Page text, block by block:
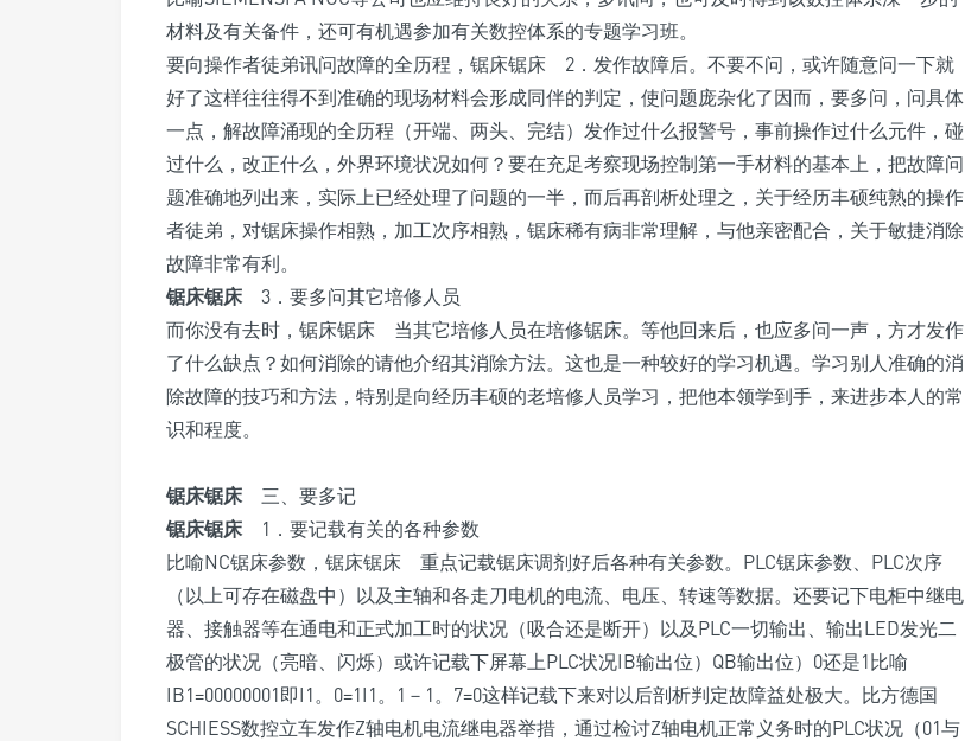
材料及有关备件，还可有机遇参加有关数控体系的专题学习班。
要向操作者徒弟讯问故障的全历程，锯床锯床 2．发作故障后。不要不问，或许随意问一下就
好了这样往往得不到准确的现场材料会形成同伴的判定，使问题庞杂化了因而，要多问，问具体
一点，解故障涌现的全历程（开端、两头、完结）发作过什么报警号，事前操作过什么元件，碰
过什么，改正什么，外界环境状况如何？要在充足考察现场控制第一手材料的基本上，把故障问
题准确地列出来，实际上已经处理了问题的一半，而后再剖析处理之，关于经历丰硕纯熟的操作
者徒弟，对锯床操作相熟，加工次序相熟，锯床稀有病非常理解，与他亲密配合，关于敏捷消除
故障非常有利。
锯床锯床3．要多问其它培修人员
而你没有去时，锯床锯床 当其它培修人员在培修锯床。等他回来后，也应多问一声，方才发作
了什么缺点？如何消除的请他介绍其消除方法。这也是一种较好的学习机遇。学习别人准确的消
除故障的技巧和方法，特别是向经历丰硕的老培修人员学习，把他本领学到手，来进步本人的常
识和程度。
锯床锯床三、要多记
锯床锯床1．要记载有关的各种参数
比喻NC锯床参数，锯床锯床 重点记载锯床调剂好后各种有关参数。PLC锯床参数、PLC次序
（以上可存在磁盘中）以及主轴和各走刀电机的电流、电压、转速等数据。还要记下电柜中继电
器、接触器等在通电和正式加工时的状况（吸合还是断开）以及PLC一切输出、输出LED发光二
极管的状况（亮暗、闪烁）或许记载下屏幕上PLC状况IB输出位）QB输出位）0还是1比喻
IB1=00000001即I1。0=1I1。1－1。7=0这样记载下来对以后剖析判定故障益处极大。比方德国
SCHIESS数控立车发作Z轴电机电流继电器举措，通过检讨Z轴电机正常义务时的PLC状况（01与